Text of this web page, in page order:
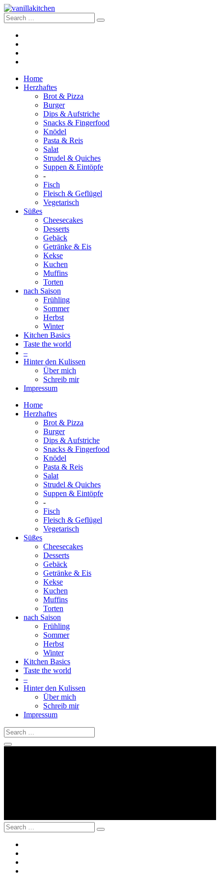
Home
Herzhaftes
Brot & Pizza
Burger
Dips & Aufstriche
Snacks & Fingerfood
Knödel
Pasta & Reis
Salat
Strudel & Quiches
Suppen & Eintöpfe
-
Fisch
Fleisch & Geflügel
Vegetarisch
Süßes
Cheesecakes
Desserts
Gebäck
Getränke & Eis
Kekse
Kuchen
Muffins
Torten
nach Saison
Frühling
Sommer
Herbst
Winter
Kitchen Basics
Taste the world
–
Hinter den Kulissen
Über mich
Schreib mir
Impressum
Home
Herzhaftes
Brot & Pizza
Burger
Dips & Aufstriche
Snacks & Fingerfood
Knödel
Pasta & Reis
Salat
Strudel & Quiches
Suppen & Eintöpfe
-
Fisch
Fleisch & Geflügel
Vegetarisch
Süßes
Cheesecakes
Desserts
Gebäck
Getränke & Eis
Kekse
Kuchen
Muffins
Torten
nach Saison
Frühling
Sommer
Herbst
Winter
Kitchen Basics
Taste the world
–
Hinter den Kulissen
Über mich
Schreib mir
Impressum